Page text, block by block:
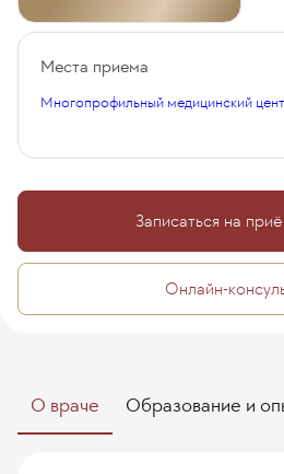
Места приема
Многопрофильный медицинский
Записаться на
Онлайн-
О враче Образование и